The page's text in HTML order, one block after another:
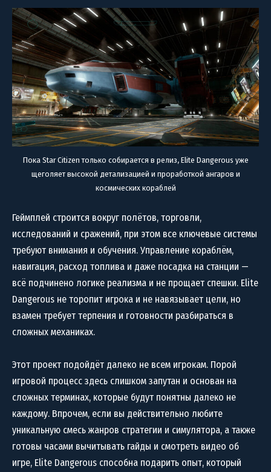
Пока Star Citizen только собирается в релиз, Elite Dangerous уже
щеголяет высокой детализацией и проработкой ангаров и
космических кораблей
Геймплей строится вокруг полётов, торговли,
исследований и сражений, при этом все ключевые системы
требуют внимания и обучения. Управление кораблём,
навигация, расход топлива и даже посадка на станции —
всё подчинено логике реализма и не прощает спешки. Elite
Dangerous не торопит игрока и не навязывает цели, но
взамен требует терпения и готовности разбираться в
сложных механиках.
Этот проект подойдёт далеко не всем игрокам. Порой
игровой процесс здесь слишком запутан и основан на
сложных терминах, которые будут понятны далеко не
каждому. Впрочем, если вы действительно любите
уникальную смесь жанров стратегии и симулятора, а также
готовы часами вычитывать гайды и смотреть видео об
игре, Elite Dangerous способна подарить опыт, который